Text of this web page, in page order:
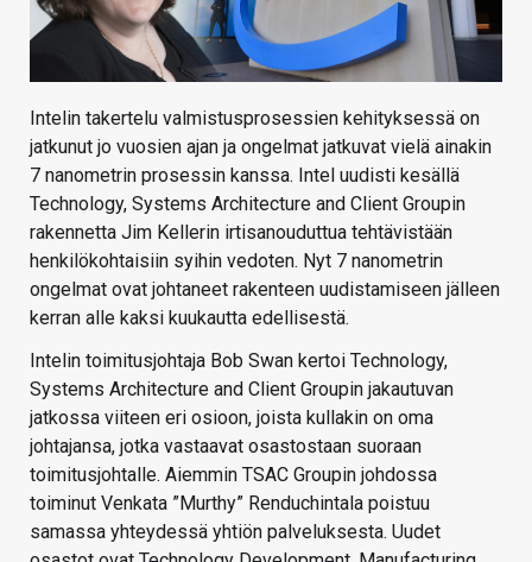
HAKU
Intelin takertelu valmistusprosessien kehityksessä on
jatkunut jo vuosien ajan ja ongelmat jatkuvat vielä ainakin
7 nanometrin prosessin kanssa. Intel uudisti kesällä
Technology, Systems Architecture and Client Groupin
rakennetta Jim Kellerin irtisanouduttua tehtävistään
henkilökohtaisiin syihin vedoten. Nyt 7 nanometrin
ongelmat ovat johtaneet rakenteen uudistamiseen jälleen
kerran alle kaksi kuukautta edellisestä.
Intelin toimitusjohtaja Bob Swan kertoi Technology,
Systems Architecture and Client Groupin jakautuvan
jatkossa viiteen eri osioon, joista kullakin on oma
johtajansa, jotka vastaavat osastostaan suoraan
toimitusjohtalle. Aiemmin TSAC Groupin johdossa
toiminut Venkata ”Murthy” Renduchintala poistuu
samassa yhteydessä yhtiön palveluksesta. Uudet